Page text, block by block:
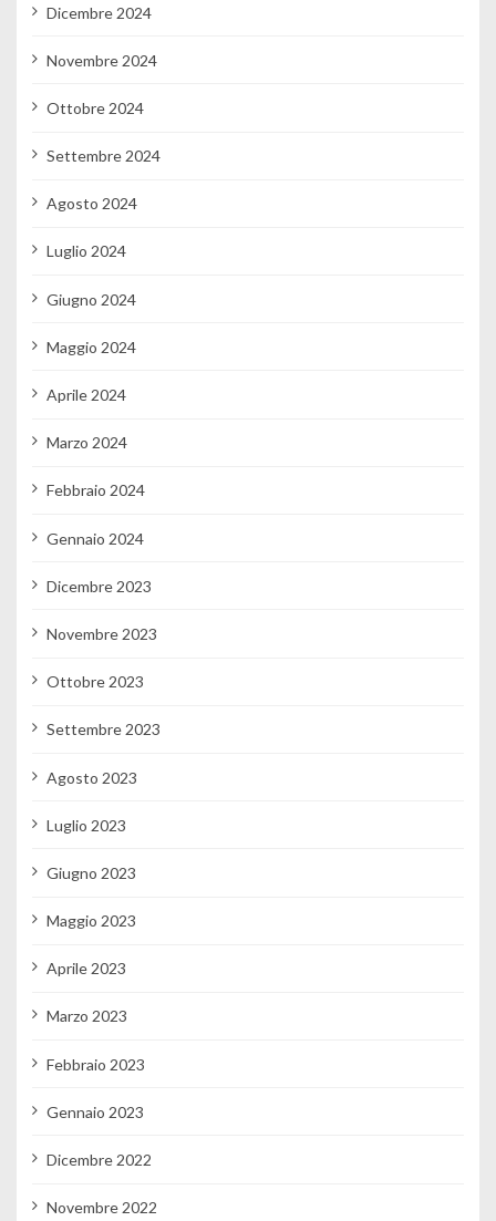
Dicembre 2024
Novembre 2024
Ottobre 2024
Settembre 2024
Agosto 2024
Luglio 2024
Giugno 2024
Maggio 2024
Aprile 2024
Marzo 2024
Febbraio 2024
Gennaio 2024
Dicembre 2023
Novembre 2023
Ottobre 2023
Settembre 2023
Agosto 2023
Luglio 2023
Giugno 2023
Maggio 2023
Aprile 2023
Marzo 2023
Febbraio 2023
Gennaio 2023
Dicembre 2022
Novembre 2022